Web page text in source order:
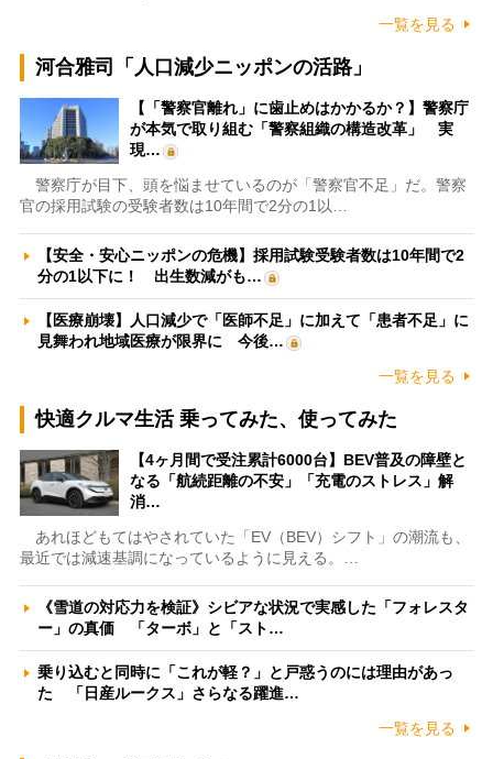
一覧を見る
河合雅司「人口減少ニッポンの活路」
【「警察官離れ」に歯止めはかかるか？】警察庁
が本気で取り組む「警察組織の構造改革」 実
現…
警察庁が目下、頭を悩ませているのが「警察官不足」だ。警察
官の採用試験の受験者数は10年間で2分の1以…
【安全・安心ニッポンの危機】採用試験受験者数は10年間で2
分の1以下に！ 出生数減がも…
【医療崩壊】人口減少で「医師不足」に加えて「患者不足」に
見舞われ地域医療が限界に 今後…
一覧を見る
快適クルマ生活 乗ってみた、使ってみた
【4ヶ月間で受注累計6000台】BEV普及の障壁と
なる「航続距離の不安」「充電のストレス」解
消…
あれほどもてはやされていた「EV（BEV）シフト」の潮流も、
最近では減速基調になっているように見える。…
《雪道の対応力を検証》シビアな状況で実感した「フォレスタ
ー」の真価 「ターボ」と「スト…
乗り込むと同時に「これが軽？」と戸惑うのには理由があっ
た 「日産ルークス」さらなる躍進…
一覧を見る